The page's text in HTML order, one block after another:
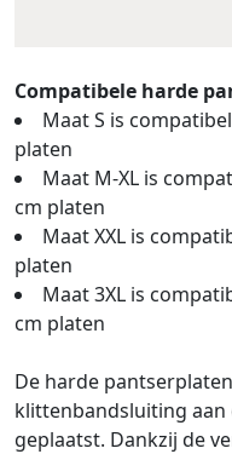
Compatibele harde
Maat S is
platen
Maat M-XL is
cm platen
Maat XXL is
platen
Maat 3XL is
cm platen
De harde
klittenbandsluiting aan
geplaatst. Dankzij de